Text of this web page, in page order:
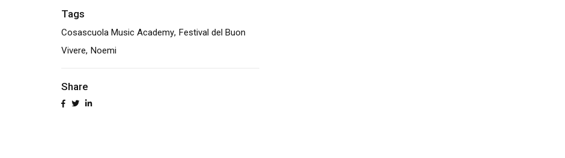
Tags
Cosascuola Music Academy Festival del Buon
Vivere Noemi
Share